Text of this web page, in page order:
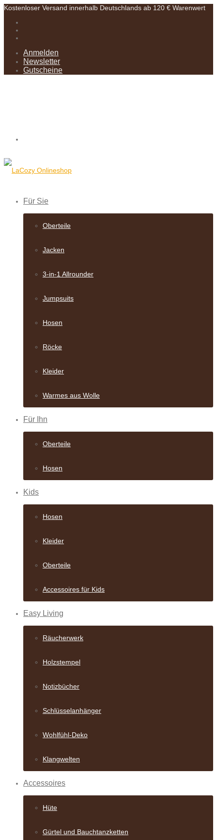
Kostenloser Versand innerhalb Deutschlands ab 120 € Warenwert
Anmelden
Newsletter
Gutscheine
Für Sie
Oberteile
Jacken
3-in-1 Allrounder
Jumpsuits
Hosen
Röcke
Kleider
Warmes aus Wolle
Für Ihn
Oberteile
Hosen
Kids
Hosen
Kleider
Oberteile
Accessoires für Kids
Easy Living
Räucherwerk
Holzstempel
Notizbücher
Schlüsselanhänger
Wohlfühl-Deko
Klangwelten
Accessoires
Hüte
Gürtel und Bauch­tanzketten